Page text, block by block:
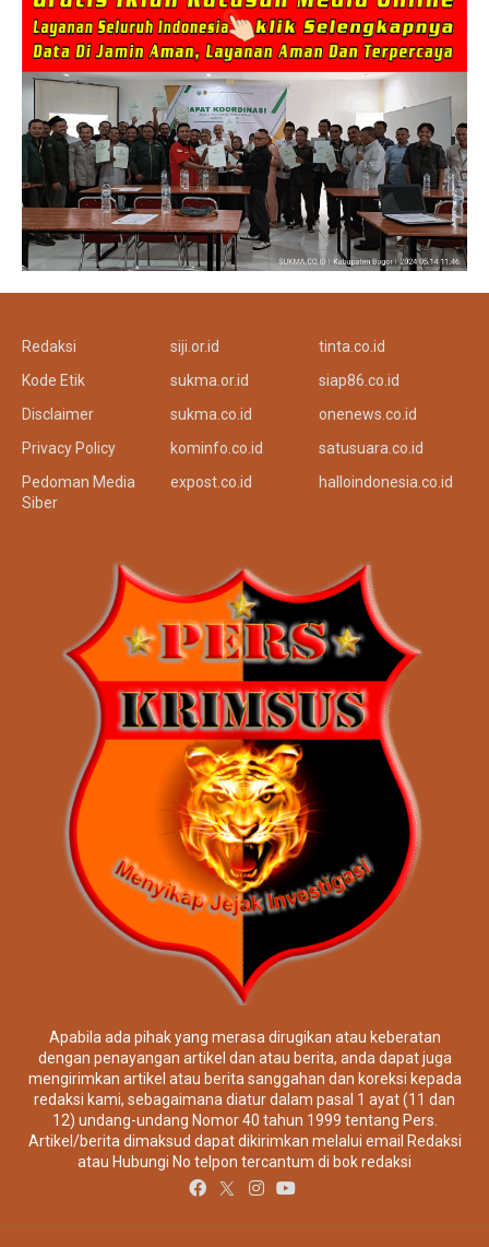
Redaksi
Kode Etik
Disclaimer
Privacy Policy
Pedoman Media
Siber
siji.or.id
sukma.or.id
sukma.co.id
kominfo.co.id
expost.co.id
tinta.co.id
siap86.co.id
onenews.co.id
satusuara.co.id
halloindonesia.co.id
Apabila ada pihak yang merasa dirugikan atau keberatan
dengan penayangan artikel dan atau berita, anda dapat juga
mengirimkan artikel atau berita sanggahan dan koreksi kepada
redaksi kami, sebagaimana diatur dalam pasal 1 ayat (11 dan
12) undang-undang Nomor 40 tahun 1999 tentang Pers.
Artikel/berita dimaksud dapat dikirimkan melalui email Redaksi
atau Hubungi No telpon tercantum di bok redaksi